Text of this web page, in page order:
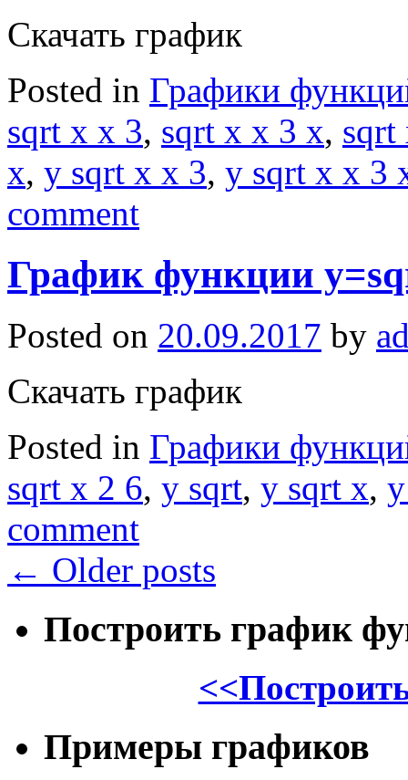
Скачать график
Posted in Графики
sqrt x x 3, sqrt x x 3 x, sqrt
x, y sqrt x x 3, y sqrt x x 3
comment
График функции
Posted on 20.09.2017 by
Скачать график
Posted in Графики
sqrt x 2 6, y sqrt, y sqrt x,
comment
← Older posts
Построить график
Примеры графиков